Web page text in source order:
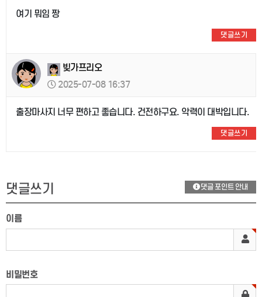
여기 뭐임 짱
댓글쓰기
빚가프리오
2025-07-08 16:37
출장마사지 너무 편하고 좋습니다. 건전하구요. 악력이 대박입니다.
댓글쓰기
댓글쓰기 댓글 포인트 안내
이름
비밀번호